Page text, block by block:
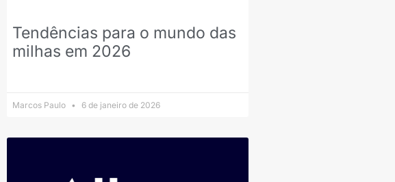
Tendências para o mundo das
milhas em 2026
Marcos Paulo 6 de janeiro de 2026